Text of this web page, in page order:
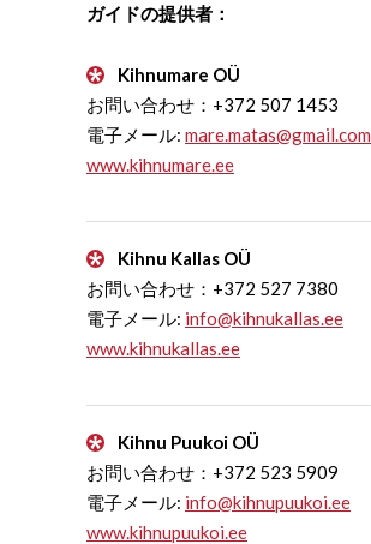
ガイドの提供者：
Kihnumare OÜ
お問い合わせ：+372 507 1453
電子メール: mare.matas@gmail.com
www.kihnumare.ee
Kihnu Kallas OÜ
お問い合わせ：+372 527 7380
電子メール: info@kihnukallas.ee
www.kihnukallas.ee
Kihnu Puukoi OÜ
お問い合わせ：+372 523 5909
電子メール: info@kihnupuukoi.ee
www.kihnupuukoi.ee